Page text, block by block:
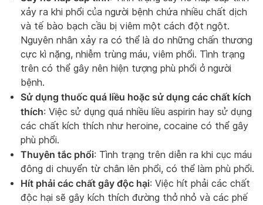
xảy ra khi phổi của người bệnh chứa nhiều chất dịch
và tế bào bạch cầu bị viêm một cách đột ngột.
Nguyên nhân xảy ra có thể là do những chấn thương
cực kì nặng, nhiễm trùng máu, viêm phổi. Tình trạng
trên có thể gây nên hiện tượng phù phổi ở người
bệnh.
Sử dụng thuốc quá liều hoặc sử dụng các chất kích
thích: Việc sử dụng quá nhiều liều aspirin hay sử dụng
các chất kích thích như heroine, cocaine có thể gây
phù phổi.
Thuyên tắc phổi: Tình trạng trên diễn ra khi cục máu
đông di chuyển từ chân lên phổi, có thể làm phù phổi.
Hít phải các chất gây độc hại: Việc hít phải các chất
độc hại sẽ gây kích thích đường thở nhỏ và các phế